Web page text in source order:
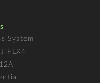
System
FLX4